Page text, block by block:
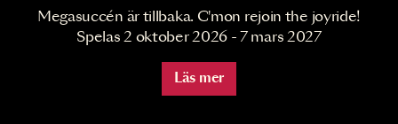
Megasuccén är tillbaka. C'mon rejoin the joyride!
Spelas 2 oktober 2026 - 7 mars 2027
Läs mer